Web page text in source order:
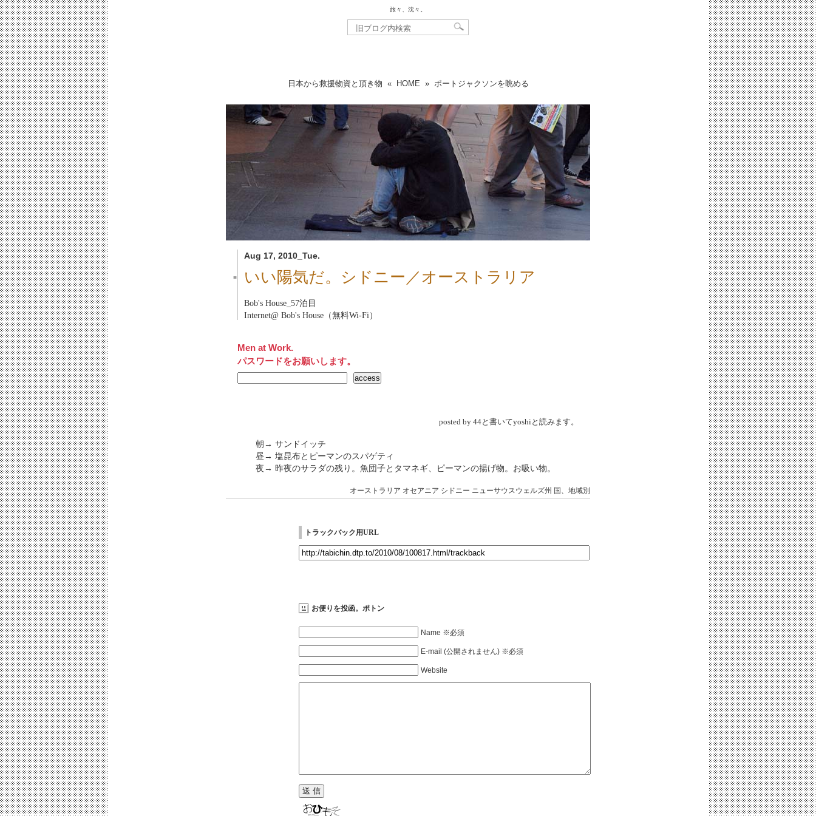
旅々、沈々。
日本から救援物資と頂き物 « HOME » ポートジャクソンを眺める
Aug 17, 2010_Tue.
■ いい陽気だ。シドニー／オーストラリア
Bob's House_57泊目
Internet@ Bob's House（無料Wi-Fi）
Men at Work.
パスワードをお願いします。
posted by 44と書いてyoshiと読みます。
朝→ サンドイッチ
昼→ 塩昆布とピーマンのスパゲティ
夜→ 昨夜のサラダの残り。魚団子とタマネギ、ピーマンの揚げ物。お吸い物。
オーストラリア オセアニア シドニー ニューサウスウェルズ州 国、地域別
トラックバック用URL
お便りを投函。ポトン
Name ※必須
E-mail (公開されません) ※必須
Website